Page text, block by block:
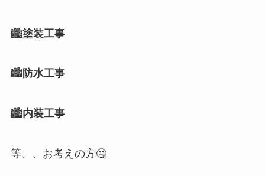
🏙️塗装工事
🏙️ 防水工事
🏙️内装工事
等、、お考えの方🤔